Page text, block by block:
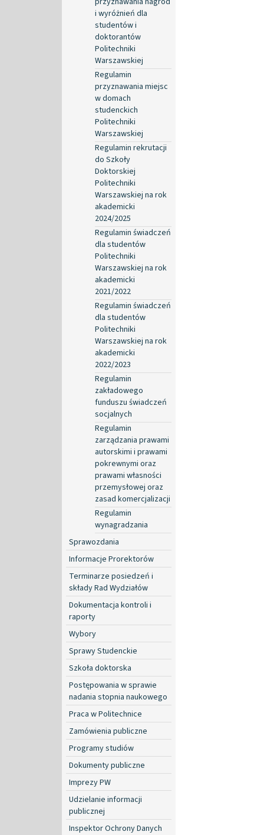
i wyróżnień dla
studentów i
doktorantów
Politechniki
Warszawskiej
Regulamin
przyznawania miejsc
w domach
studenckich
Politechniki
Warszawskiej
Regulamin rekrutacji
do Szkoły
Doktorskiej
Politechniki
Warszawskiej na rok
akademicki
2024/2025
Regulamin świadczeń
dla studentów
Politechniki
Warszawskiej na rok
akademicki
2021/2022
Regulamin świadczeń
dla studentów
Politechniki
Warszawskiej na rok
akademicki
2022/2023
Regulamin
zakładowego
funduszu świadczeń
socjalnych
Regulamin
zarządzania prawami
autorskimi i prawami
pokrewnymi oraz
prawami własności
przemysłowej oraz
zasad komercjalizacji
Regulamin
wynagradzania
Sprawozdania
Informacje Prorektorów
Terminarze posiedzeń i
składy Rad Wydziałów
Dokumentacja kontroli i
raporty
Wybory
Sprawy Studenckie
Szkoła doktorska
Postępowania w sprawie
nadania stopnia naukowego
Praca w Politechnice
Zamówienia publiczne
Programy studiów
Dokumenty publiczne
Imprezy PW
Udzielanie informacji
publicznej
Inspektor Ochrony Danych